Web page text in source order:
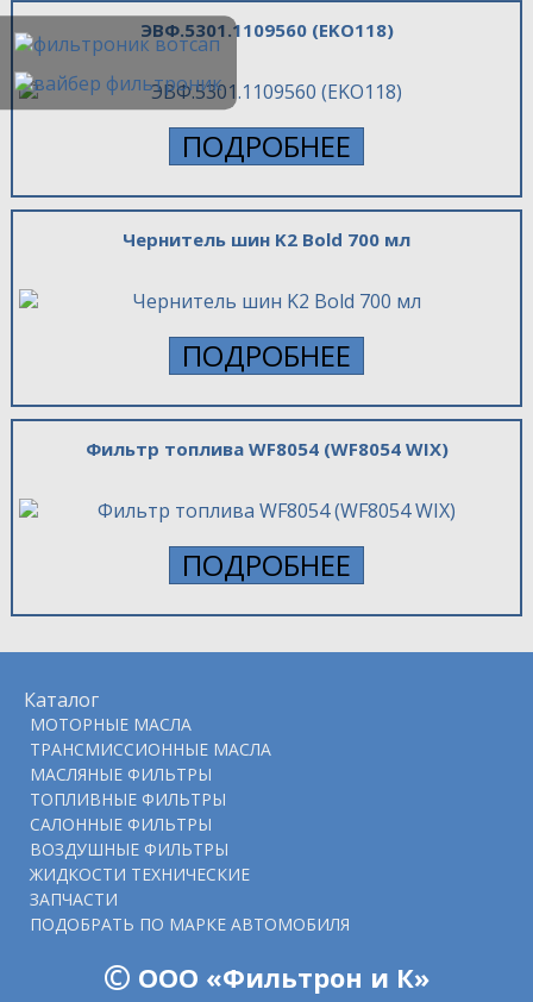
ЭВФ.5301.1109560 (EKO118)
ПОДРОБНЕЕ
Чернитель шин K2 Bold 700 мл
ПОДРОБНЕЕ
Фильтр топлива WF8054 (WF8054 WIX)
ПОДРОБНЕЕ
Каталог
МОТОРНЫЕ МАСЛА
ТРАНСМИССИОННЫЕ МАСЛА
МАСЛЯНЫЕ ФИЛЬТРЫ
ТОПЛИВНЫЕ ФИЛЬТРЫ
САЛОННЫЕ ФИЛЬТРЫ
ВОЗДУШНЫЕ ФИЛЬТРЫ
ЖИДКОСТИ ТЕХНИЧЕСКИЕ
ЗАПЧАСТИ
ПОДOБРАТЬ ПО МАРКЕ АВТОМОБИЛЯ
© ООО «Фильтрон и К»